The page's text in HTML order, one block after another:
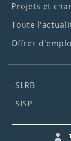
Projets et
Toute
Offres
Footer
(2nd
SLRB
SISP
Footer